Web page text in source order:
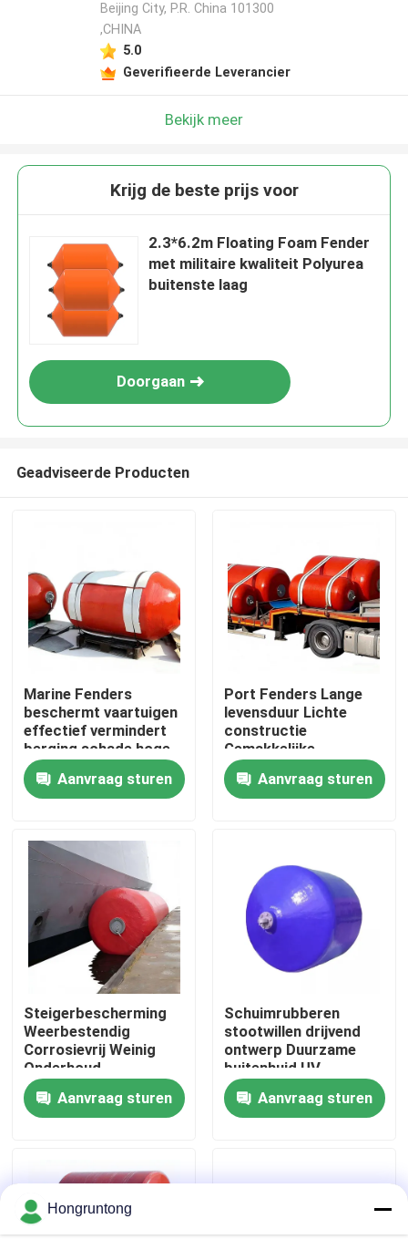
Thuis
Producten
Video's
Over ons
Fabriekstocht
Kwaliteitscontrole
Vraag een offerte
Yokohama rubberstootkussen
Pneumatisch Rubberstootkussen
Beijing City, P.R. China 101300
,CHINA
5.0
Geverifieerde Leverancier
Bekijk meer
Krijg de beste prijs voor
2.3*6.2m Floating Foam Fender
met militaire kwaliteit Polyurea
buitenste laag
Doorgaan
Geadviseerde Producten
Marine Fenders
beschermt vaartuigen
effectief vermindert
berging schade hoge
compressie herstel
Aanvraag sturen
Port Fenders Lange
levensduur Lichte
constructie
Gemakkelijke
installatie
Aanvraag sturen
Steigerbescherming
Weerbestendig
Corrosievrij Weinig
Onderhoud
Aanvraag sturen
Schuimrubberen
stootwillen drijvend
ontwerp Duurzame
buitenhuid UV-
bestendig Slijtvast
Aanvraag sturen
Hongruntong